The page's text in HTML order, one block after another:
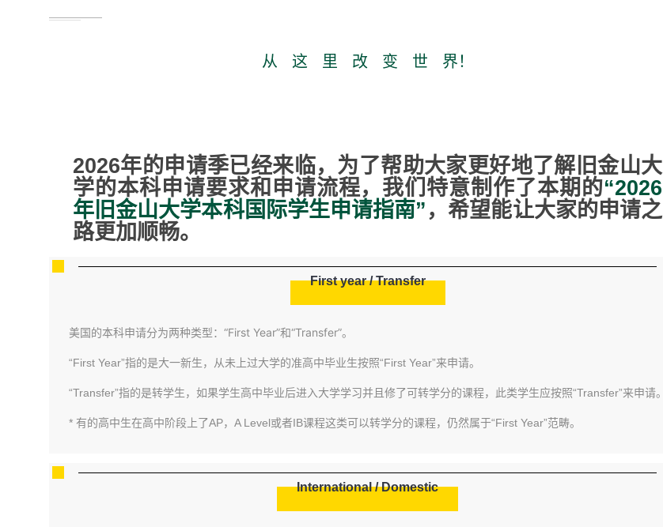
从 这 里 改 变 世 界！
2026年的申请季已经来临，为了帮助大家更好地了解旧金山大
学的本科申请要求和申请流程，我们特意制作了本期的“2026
年旧金山大学本科国际学生申请指南” ，希望能让大家的申请之
路更加顺畅。
First year / Transfer
美国的本科申请分为两种类型：“First Year”和“Transfer”。
“First Year”指的是大一新生，从未上过大学的准高中毕业生按照“First Year”来申请。
“Transfer”指的是转学生，如果学生高中毕业后进入大学学习并且修了可转学分的课程，此类学生应按照“Transfer”来申请。
* 有的高中生在高中阶段上了AP，A Level或者IB课程这类可以转学分的课程，仍然属于“First Year”范畴。
International / Domestic